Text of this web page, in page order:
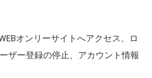
オンリーサイトへアクセス、ロ
ザー登録の停止、アカウント情報